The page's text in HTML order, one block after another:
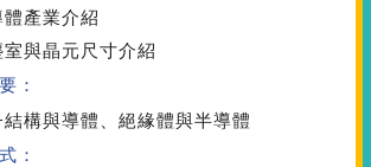
體產業介紹
室與晶元尺寸介紹
：
結構與導體、絕緣體與半導體
：